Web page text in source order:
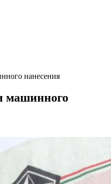
нанесения
машинного